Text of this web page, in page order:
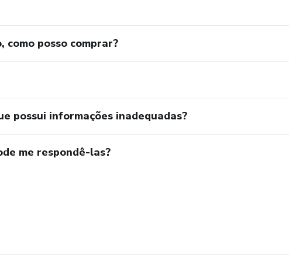
posso comprar?
possui informações inadequadas?
me respondê-las?